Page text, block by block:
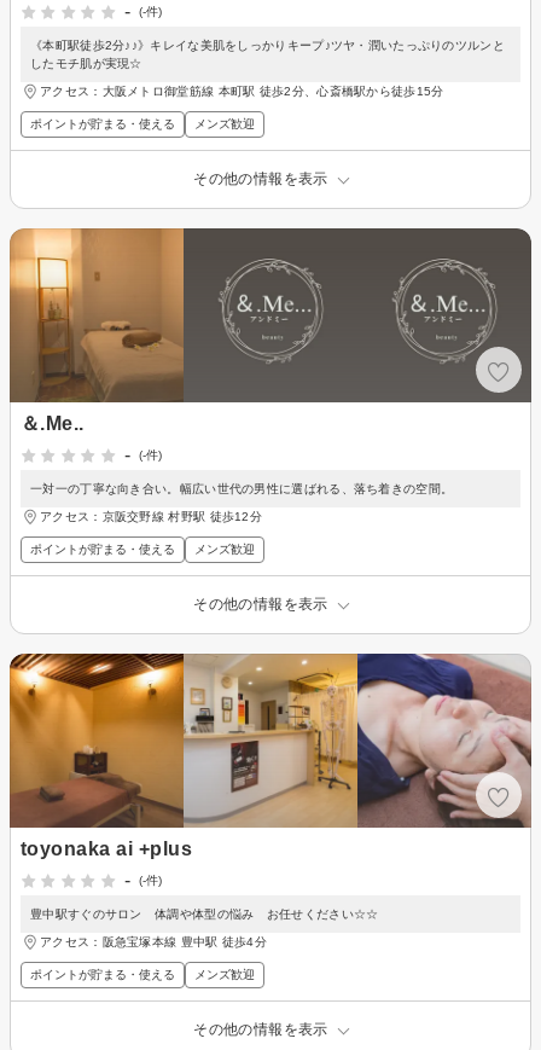
-
(-件)
《本町駅徒歩2分♪♪》キレイな美肌をしっかりキープ♪ツヤ・潤いたっぷりのツルンと
したモチ肌が実現☆
アクセス：大阪メトロ御堂筋線 本町駅 徒歩2分、心斎橋駅から徒歩15分
ポイントが貯まる・使える メンズ歓迎
その他の情報を表示
＆.Me..
-
(-件)
一対一の丁寧な向き合い。幅広い世代の男性に選ばれる、落ち着きの空間。
アクセス：京阪交野線 村野駅 徒歩12分
ポイントが貯まる・使える メンズ歓迎
その他の情報を表示
toyonaka ai +plus
-
(-件)
豊中駅すぐのサロン 体調や体型の悩み お任せください☆☆
アクセス：阪急宝塚本線 豊中駅 徒歩4分
ポイントが貯まる・使える メンズ歓迎
その他の情報を表示